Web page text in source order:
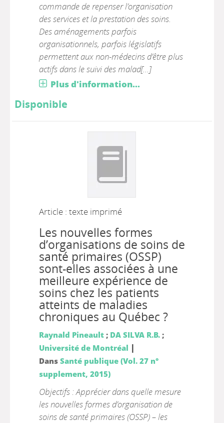
commande de repenser l’organisation
des services et la prestation des soins.
Des aménagements parfois
organisationnels, parfois législatifs
permettent aux non-médecins d’être plus
actifs dans le suivi des malad[...]
Plus d'information...
Disponible
Article : texte imprimé
Les nouvelles formes
d’organisations de soins de
santé primaires (OSSP)
sont-elles associées à une
meilleure expérience de
soins chez les patients
atteints de maladies
chroniques au Québec ?
Raynald Pineault; DA SILVA R.B.;
Université de Montréal |
Dans Santé publique (Vol. 27 n°
supplement, 2015)
Objectifs : Apprécier dans quelle mesure
les nouvelles formes d’organisation de
soins de santé primaires (OSSP) – les